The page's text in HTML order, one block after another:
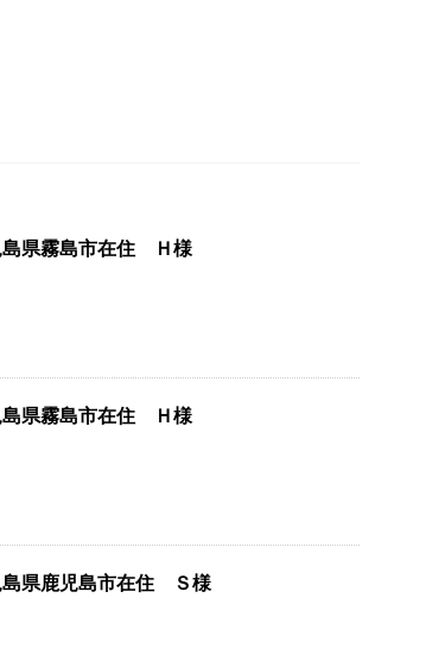
島県霧島市在住 Ｈ様
島県霧島市在住 Ｈ様
島県鹿児島市在住 Ｓ様